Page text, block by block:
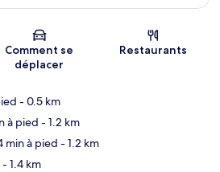
Carte
Comment se
déplacer
Restaurants
- 0.5 km
à pied - 1.2 km
min à pied - 1.2 km
- 1.4 km